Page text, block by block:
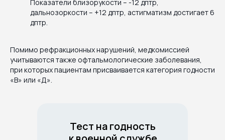
Показатели близорукости – -12 дптр,
дальнозоркости – +12 дптр, астигматизм достигает 6
дптр.
Помимо рефракционных нарушений, медкомиссией
учитываются также офтальмологические заболевания,
при которых пациентам присваивается категория годности
«В» или «Д».
Тест на годность